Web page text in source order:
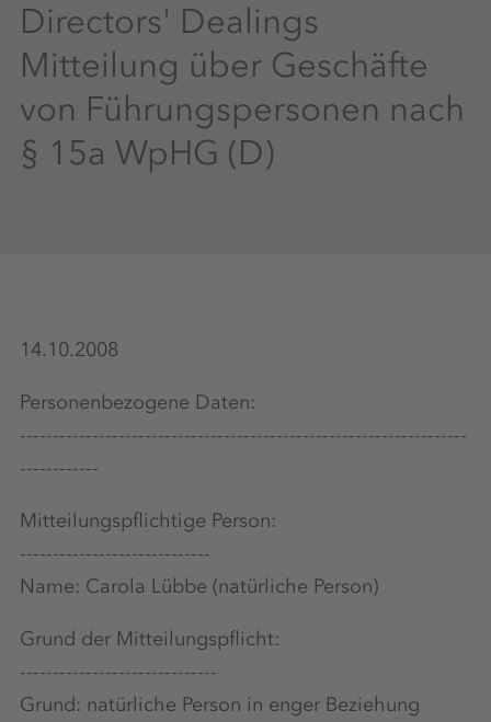
Directors' Dealings
Mitteilung über Geschäfte
von Führungspersonen nach
§ 15a WpHG (D)
14.10.2008
Personenbezogene Daten:
--------------------------------------------------------------------
------------
Mitteilungspflichtige Person:
-----------------------------
Name: Carola Lübbe (natürliche Person)
Grund der Mitteilungspflicht:
------------------------------
Grund: natürliche Person in enger Beziehung